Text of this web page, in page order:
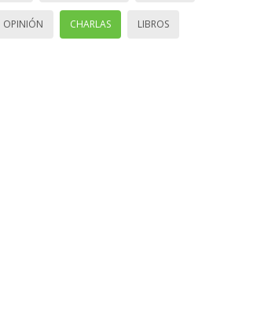
OPINIÓN CHARLAS LIBROS